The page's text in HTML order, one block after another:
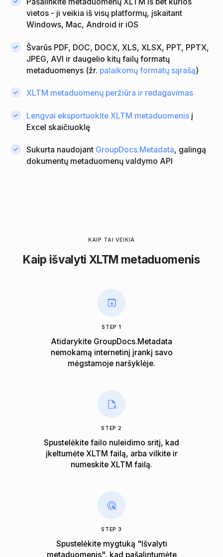
Pašalinkite metaduomenų XLTM iš bet kurios
vietos - ji veikia iš visų platformų, įskaitant
Windows, Mac, Android ir iOS
Švarūs PDF, DOC, DOCX, XLS, XLSX, PPT, PPTX,
JPEG, AVI ir daugelio kitų failų formatų
metaduomenys (žr. palaikomų formatų sąrašą)
XLTM metaduomenų peržiūra ir redagavimas
Lengvai eksportuokite XLTM metaduomenis į
Excel skaičiuoklę
Sukurta naudojant GroupDocs.Metadata, galingą
dokumentų metaduomenų valdymo API
KAIP TAI VEIKIA
Kaip išvalyti XLTM metaduomenis
STEP 1
Atidarykite GroupDocs.Metadata
nemokamą internetinį įrankį savo
mėgstamoje naršyklėje.
STEP 2
Spustelėkite failo nuleidimo sritį, kad
įkeltumėte XLTM failą, arba vilkite ir
numeskite XLTM failą.
STEP 3
Spustelėkite mygtuką "Išvalyti
metaduomenis", kad pašalintumėte